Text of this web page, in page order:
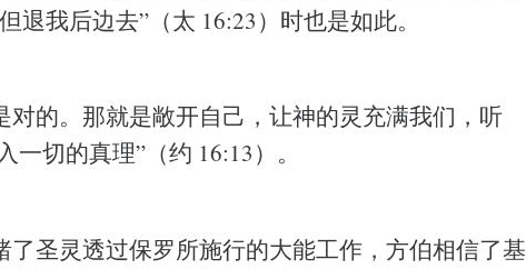
退我后边去”（太 16:23）时也是如此。
对的。那就是敞开自己，让神的灵充满我们，听
一切的真理”（约 16:13）。
了圣灵透过保罗所施行的大能工作，方伯相信了基